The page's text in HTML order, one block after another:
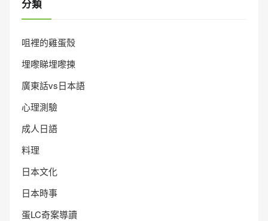
分類
咀裡的雞蛋殼
埋嚟睇埋嚟揀
廣東話vs日本語
心理測驗
成人日語
料理
日本文化
日本時事
蛋LC奇案導讀